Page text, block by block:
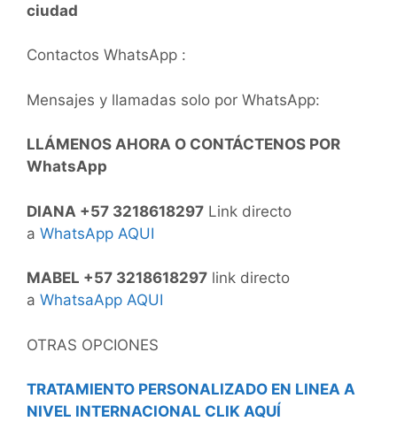
ciudad
Contactos WhatsApp :
Mensajes y llamadas solo por WhatsApp:
LLÁMENOS AHORA O CONTÁCTENOS POR
WhatsApp
DIANA +57 3218618297 Link directo
a WhatsApp AQUI
MABEL +57 3218618297 link directo
a WhatsaApp AQUI
OTRAS OPCIONES
TRATAMIENTO PERSONALIZADO EN LINEA A
NIVEL INTERNACIONAL CLIK AQUÍ